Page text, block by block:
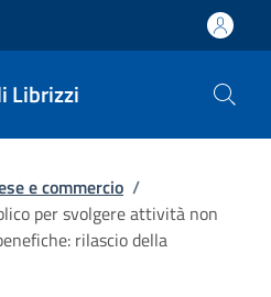
Librizzi
e commercio /
per svolgere attività non
rilascio della